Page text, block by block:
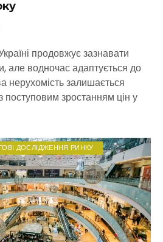
продовжує зазнавати
але водночас адаптується до
нерухомість залишається
поступовим зростанням цін у
ДОСЛІДЖЕННЯ РИНКУ